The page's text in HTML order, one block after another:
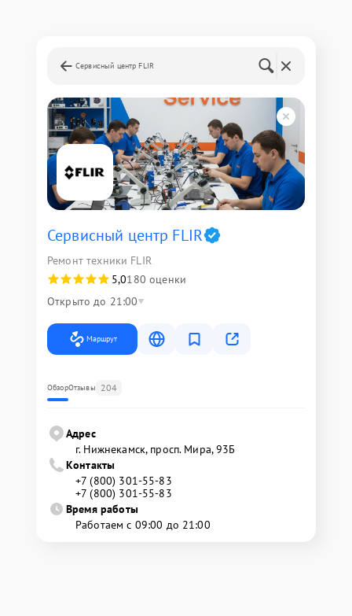
Сервисный центр FLIR
Сервисный центр FLIR
Ремонт техники FLIR
5,0180 оценки
Открыто до 21:00
Маршрут
ОбзорОтзывы 204
Адрес
г. Нижнекамск, просп. Мира, 93Б
Контакты
+7 (800) 301-55-83
+7 (800) 301-55-83
Время работы
Работаем с 09:00 до 21:00